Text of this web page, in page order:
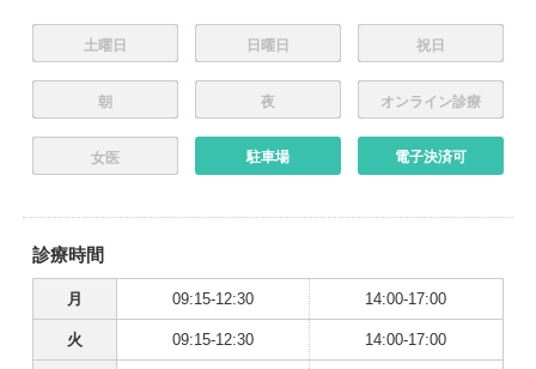
土曜日 日曜日 祝日
朝 夜 オンライン診療
女医 駐車場 電子決済可
診療時間
月 09:15-12:30 14:00-17:00
火 09:15-12:30 14:00-17:00